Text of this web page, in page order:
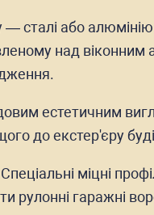
сталі або
над
естетичним
до екстер'єру
міцні
рулонні гаражні